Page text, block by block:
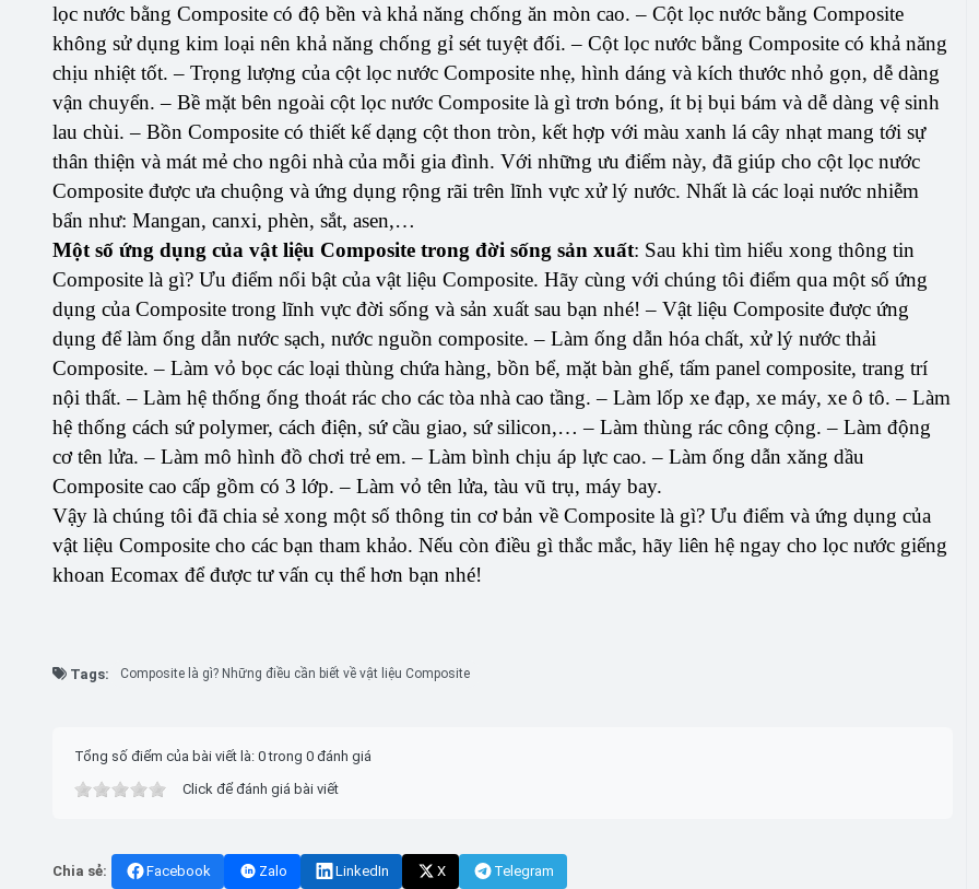
lọc nước bằng Composite có độ bền và khả năng chống ăn mòn cao. – Cột lọc nước bằng Composite
không sử dụng kim loại nên khả năng chống gỉ sét tuyệt đối. – Cột lọc nước bằng Composite có khả năng
chịu nhiệt tốt. – Trọng lượng của cột lọc nước Composite nhẹ, hình dáng và kích thước nhỏ gọn, dễ dàng
vận chuyển. – Bề mặt bên ngoài cột lọc nước Composite là gì trơn bóng, ít bị bụi bám và dễ dàng vệ sinh
lau chùi. – Bồn Composite có thiết kế dạng cột thon tròn, kết hợp với màu xanh lá cây nhạt mang tới sự
thân thiện và mát mẻ cho ngôi nhà của mỗi gia đình. Với những ưu điểm này, đã giúp cho cột lọc nước
Composite được ưa chuộng và ứng dụng rộng rãi trên lĩnh vực xử lý nước. Nhất là các loại nước nhiễm
bẩn như: Mangan, canxi, phèn, sắt, asen,…
Một số ứng dụng của vật liệu Composite trong đời sống sản xuất: Sau khi tìm hiểu xong thông tin
Composite là gì? Ưu điểm nổi bật của vật liệu Composite. Hãy cùng với chúng tôi điểm qua một số ứng
dụng của Composite trong lĩnh vực đời sống và sản xuất sau bạn nhé! – Vật liệu Composite được ứng
dụng để làm ống dẫn nước sạch, nước nguồn composite. – Làm ống dẫn hóa chất, xử lý nước thải
Composite. – Làm vỏ bọc các loại thùng chứa hàng, bồn bể, mặt bàn ghế, tấm panel composite, trang trí
nội thất. – Làm hệ thống ống thoát rác cho các tòa nhà cao tầng. – Làm lốp xe đạp, xe máy, xe ô tô. – Làm
hệ thống cách sứ polymer, cách điện, sứ cầu giao, sứ silicon,… – Làm thùng rác công cộng. – Làm động
cơ tên lửa. – Làm mô hình đồ chơi trẻ em. – Làm bình chịu áp lực cao. – Làm ống dẫn xăng dầu
Composite cao cấp gồm có 3 lớp. – Làm vỏ tên lửa, tàu vũ trụ, máy bay.
Vậy là chúng tôi đã chia sẻ xong một số thông tin cơ bản về Composite là gì? Ưu điểm và ứng dụng của
vật liệu Composite cho các bạn tham khảo. Nếu còn điều gì thắc mắc, hãy liên hệ ngay cho lọc nước giếng
khoan Ecomax để được tư vấn cụ thể hơn bạn nhé!
Tags: Composite là gì? Những điều cần biết về vật liệu Composite
Tổng số điểm của bài viết là: 0 trong 0 đánh giá
Click để đánh giá bài viết
Chia sẻ: Facebook Zalo LinkedIn X Telegram